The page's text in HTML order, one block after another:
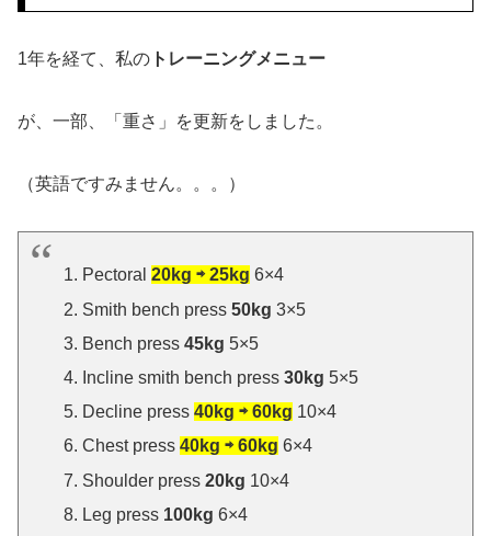
1年を経て、私の トレーニングメニュー
が、一部、「重さ」を更新をしました。
（英語ですみません。。。）
Pectoral 20kg ⇨ 25kg 6×4
Smith bench press 50kg 3×5
Bench press 45kg 5×5
Incline smith bench press 30kg 5×5
Decline press 40kg ⇨ 60kg 10×4
Chest press 40kg ⇨ 60kg 6×4
Shoulder press 20kg 10×4
Leg press 100kg 6×4